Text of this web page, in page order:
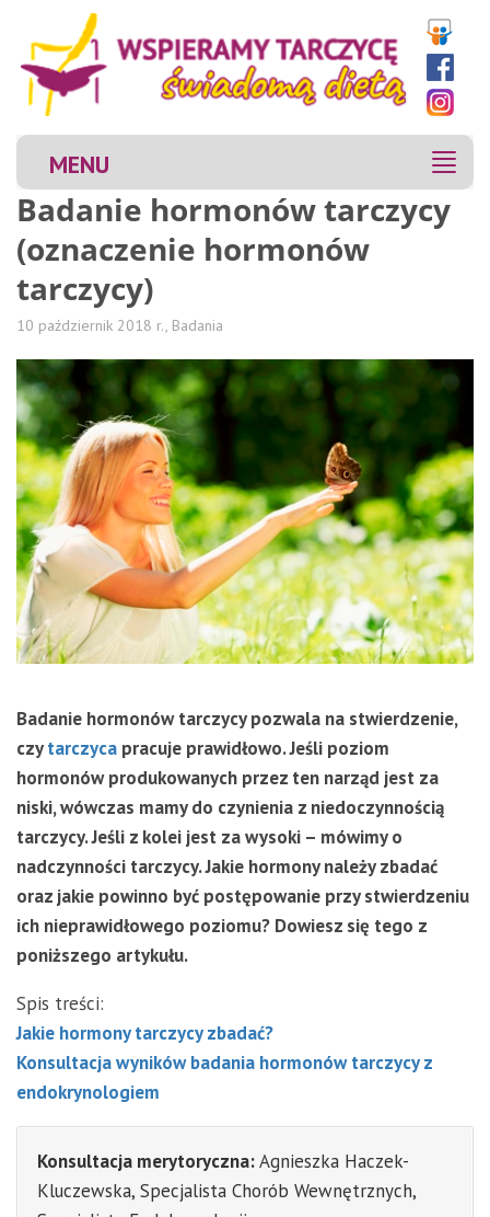
MENU MENU
Badanie hormonów tarczycy
(oznaczenie hormonów
tarczycy)
10 październik 2018 r., Badania
Badanie hormonów tarczycy pozwala na stwierdzenie,
czytarczyca pracuje prawidłowo. Jeśli poziom
hormonów produkowanych przez ten narząd jest za
niski, wówczas mamy do czynienia z niedoczynnością
tarczycy. Jeśli z kolei jest za wysoki – mówimy o
nadczynności tarczycy. Jakie hormony należy zbadać
oraz jakie powinno być postępowanie przy stwierdzeniu
ich nieprawidłowego poziomu? Dowiesz się tego z
poniższego artykułu.
Spis treści:
Jakie hormony tarczycy zbadać?
Konsultacja wyników badania hormonów tarczycy z
endokrynologiem
Konsultacja merytoryczna:Agnieszka Haczek-
Kluczewska, Specjalista Chorób Wewnętrznych,